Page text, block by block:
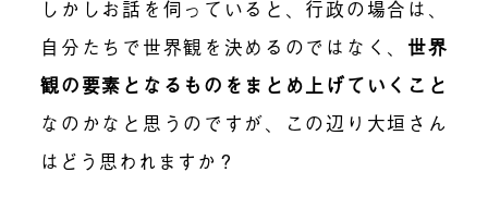
しかしお話を伺っていると、行政の場合は、
自分たちで世界観を決めるのではなく、 世界
観の要素となるものをまとめ上げていくこと
なのかなと思うのですが、この辺り大垣さん
はどう思われますか？